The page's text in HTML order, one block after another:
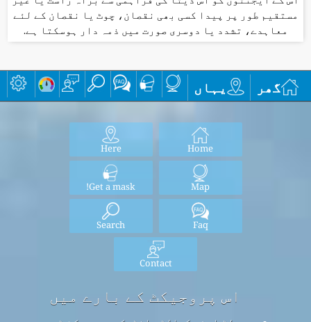
مستقیم طور پر پیدا کسی بھی نقصان، چوٹ یا نقصان کے لئے
معاہدے، تشدد یا دوسری صورت میں ذمہ دار ہوسکتا ہے.
گھر یہاں
Home
Here
Map
Get a mask!
Faq
Search
Contact
اس پروجیکٹ کے بارے میں